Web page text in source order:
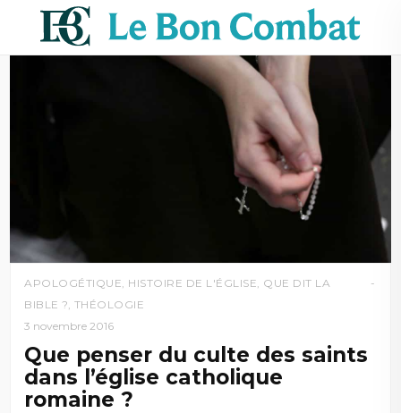
APOLOGÉTIQUE HISTOIRE DE L'ÉGLISE QUE DIT LA
BIBLE ? THÉOLOGIE
3 novembre 2016
Que penser du culte des saints
dans l’église catholique
romaine ?